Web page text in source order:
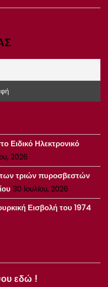
Ειδικό Ηλεκτρονικό
2026
τριών πυροσβεστών
30 Ιουλίου, 2026
Εισβολή του 1974
εδώ !